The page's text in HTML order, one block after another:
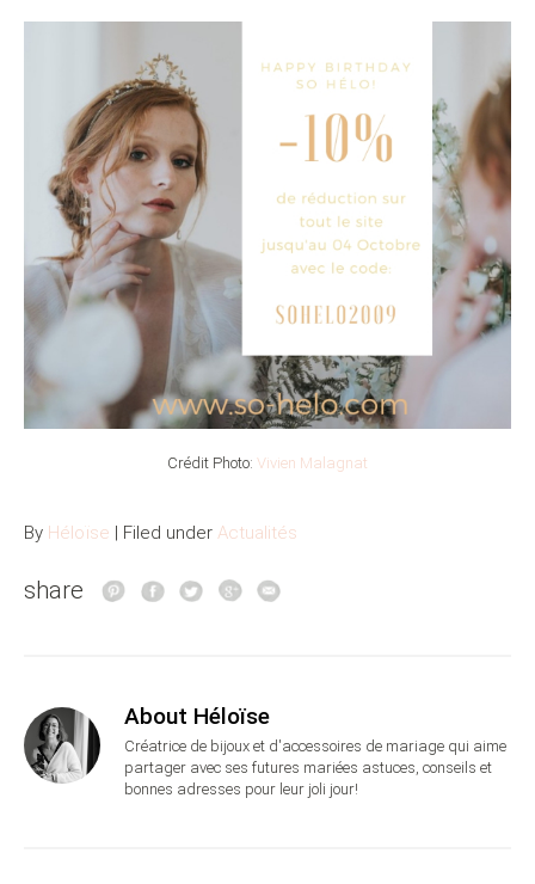
Crédit Photo: Vivien Malagnat
By Héloïse | Filed under Actualités
share
About Héloïse
Créatrice de bijoux et d'accessoires de mariage qui aime
partager avec ses futures mariées astuces, conseils et
bonnes adresses pour leur joli jour!